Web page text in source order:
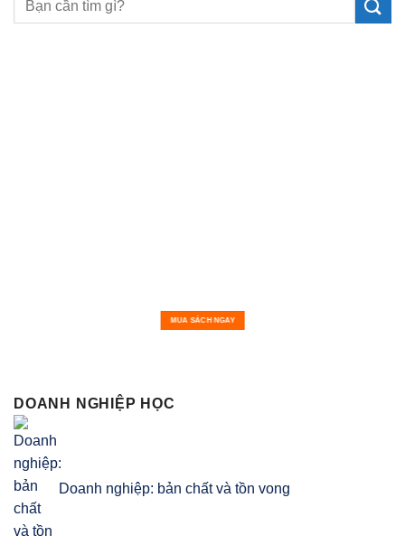
MUA SÁCH NGAY
DOANH NGHIỆP HỌC
Doanh nghiệp: bản chất và tồn vong